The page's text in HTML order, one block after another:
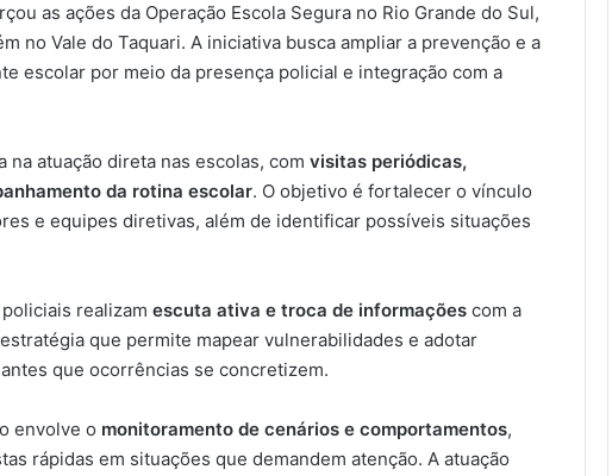
as ações da Operação Escola Segura no Rio Grande do Sul,
no Vale do Taquari. A iniciativa busca ampliar a prevenção e a
escolar por meio da presença policial e integração com a
na atuação direta nas escolas, comvisitas periódicas,
da rotina escolar. O objetivo é fortalecer o vínculo
e equipes diretivas, além de identificar possíveis situações
policiais realizamescuta ativa e troca de informações com a
que permite mapear vulnerabilidades e adotar
que ocorrências se concretizem.
envolve o monitoramento de cenários e comportamentos,
rápidas em situações que demandem atenção. A atuação